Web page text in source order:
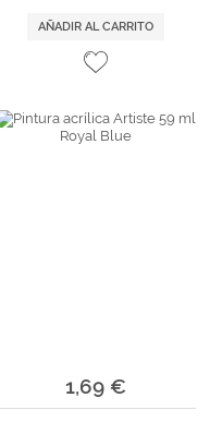
AÑADIR AL CARRITO
1,69 €